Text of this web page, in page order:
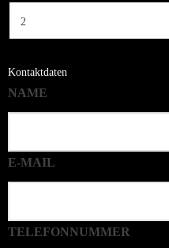
Kontaktdaten
NAME
E-MAIL
TELEFONNUMMER